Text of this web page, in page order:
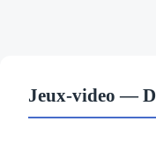
Jeux-video —